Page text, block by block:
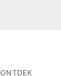
ONTDEK